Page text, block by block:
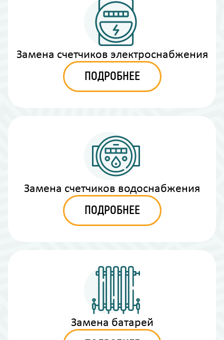
Замена счетчиков электроснабжения
ПОДРОБНЕЕ
Замена счетчиков водоснабжения
ПОДРОБНЕЕ
Замена батарей